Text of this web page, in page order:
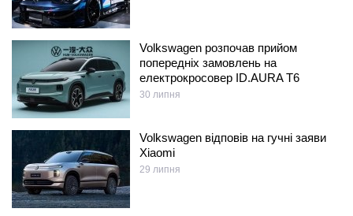
Volkswagen розпочав прийом
попередніх замовлень на
електрокросовер ID.AURA T6
30 липня
Volkswagen відповів на гучні заяви
Xiaomi
29 липня